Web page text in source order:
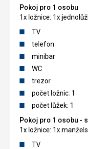
Pokoj pro 1 osobu
1x ložnice: 1x
TV
telefon
minibar
WC
trezor
počet ložnic: 1
počet lůžek: 1
Pokoj pro 1 osobu -
1x ložnice: 1x
TV